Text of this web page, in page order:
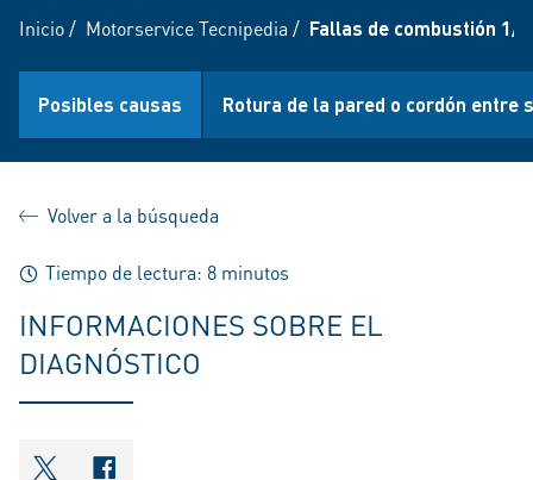
Inicio/ Motorservice Tecnipedia / Fallas de combustión 1/3
Posibles causas Rotura de la pared o cordón entre
Volver a la búsqueda
Tiempo de lectura: 8 minutos
INFORMACIONES SOBRE EL
DIAGNÓSTICO